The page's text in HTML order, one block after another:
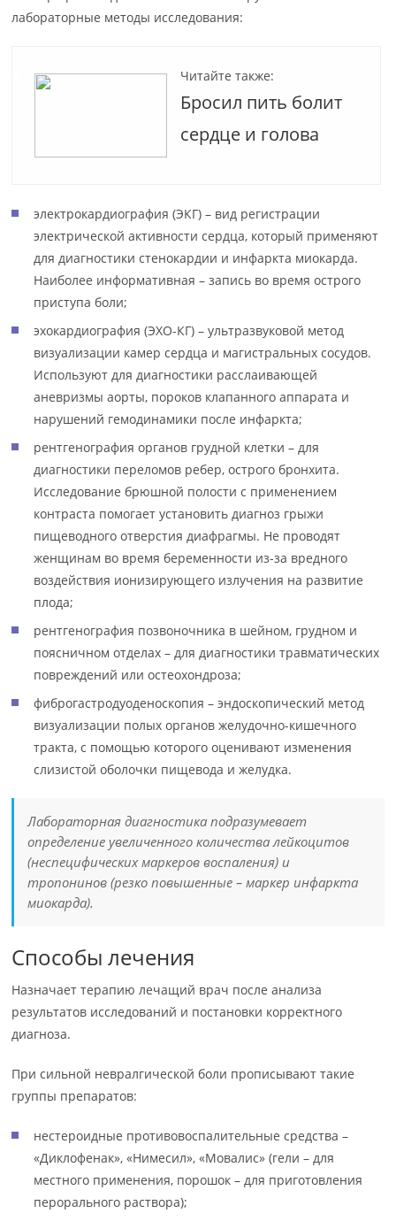
лабораторные методы исследования:
Читайте также:
Бросил пить болит
сердце и голова
электрокардиография (ЭКГ) – вид регистрации
электрической активности сердца, который применяют
для диагностики стенокардии и инфаркта миокарда.
Наиболее информативная – запись во время острого
приступа боли;
эхокардиография (ЭХО-КГ) – ультразвуковой метод
визуализации камер сердца и магистральных сосудов.
Используют для диагностики расслаивающей
аневризмы аорты, пороков клапанного аппарата и
нарушений гемодинамики после инфаркта;
рентгенография органов грудной клетки – для
диагностики переломов ребер, острого бронхита.
Исследование брюшной полости с применением
контраста помогает установить диагноз грыжи
пищеводного отверстия диафрагмы. Не проводят
женщинам во время беременности из-за вредного
воздействия ионизирующего излучения на развитие
плода;
рентгенография позвоночника в шейном, грудном и
поясничном отделах – для диагностики травматических
повреждений или остеохондроза;
фиброгастродуоденоскопия – эндоскопический метод
визуализации полых органов желудочно-кишечного
тракта, с помощью которого оценивают изменения
слизистой оболочки пищевода и желудка.
Лабораторная диагностика подразумевает
определение увеличенного количества лейкоцитов
(неспецифических маркеров воспаления) и
тропонинов (резко повышенные – маркер инфаркта
миокарда).
Способы лечения
Назначает терапию лечащий врач после анализа
результатов исследований и постановки корректного
диагноза.
При сильной невралгической боли прописывают такие
группы препаратов:
нестероидные противовоспалительные средства –
«Диклофенак», «Нимесил», «Мовалис» (гели – для
местного применения, порошок – для приготовления
перорального раствора);